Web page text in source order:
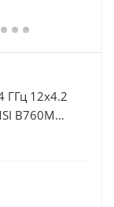
ГГц 12x4.2
B760M
16Гб,